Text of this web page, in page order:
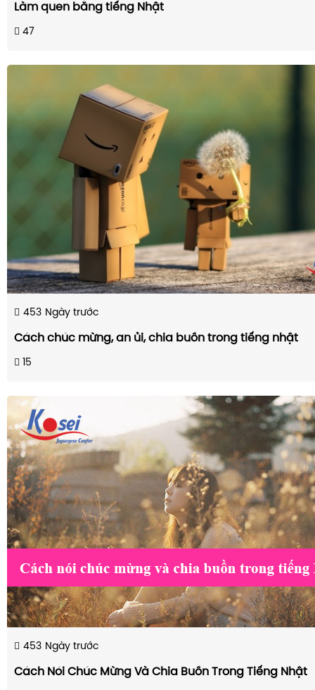
Làm quen bằng tiếng Nhật
47
453 Ngày trước
Cách chúc mừng, an ủi, chia buồn trong tiếng nhật
15
453 Ngày trước
Cách Nói Chúc Mừng Và Chia Buồn Trong Tiếng Nhật